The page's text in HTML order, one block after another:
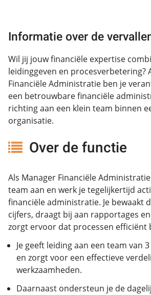
Informatie over de
Wil jij jouw financiële expertise
leidinggeven en procesverbetering?
Financiële Administratie ben je
een betrouwbare financiële
richting aan een klein team binnen
organisatie.
Over de functie
Als Manager Financiële
team aan en werk je tegelijkertijd
financiële administratie. Je bewaakt
cijfers, draagt bij aan rapportages
zorgt ervoor dat processen efficiënt
Je geeft leiding aan een team van 3
en zorgt voor een effectieve
werkzaamheden.
Daarnaast ondersteun je de